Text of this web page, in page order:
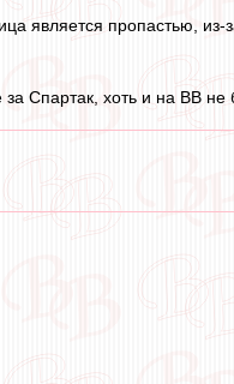
является пропастью, из-
за Спартак, хоть и на ВВ не